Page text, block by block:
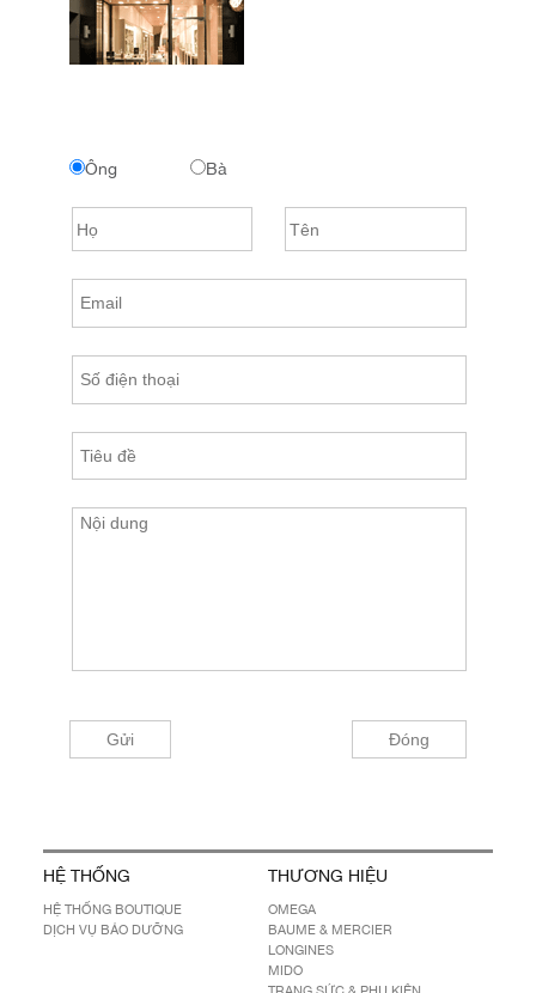
Ông Bà
HỆ THỐNG
HỆ THỐNG BOUTIQUE
DỊCH VỤ BẢO DƯỠNG
THƯƠNG HIỆU
OMEGA
BAUME & MERCIER
LONGINES
MIDO